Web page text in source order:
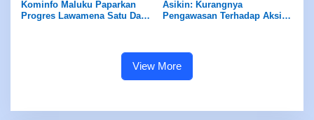
Kominfo Maluku Paparkan
Progres Lawamena Satu Data
Asikin: Kurangnya
Pengawasan Terhadap Aksi
View More